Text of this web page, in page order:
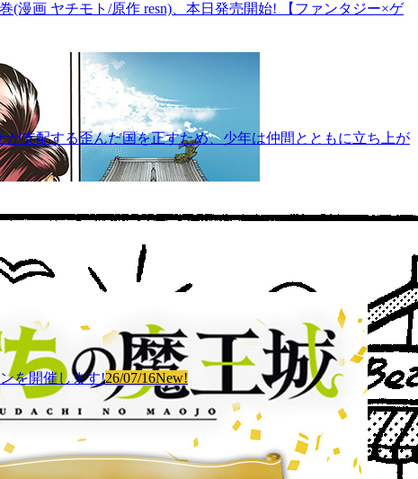
(漫画 ヤチモト/原作 resn)、本日発売開始! 【ファンタジー×ゲ
支配する歪んだ国を正すため、少年は仲間とともに立ち上が
を開催します!26/07/16New!